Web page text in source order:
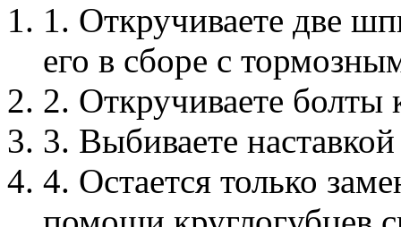
1. Откручиваете две
его в сборе с
2. Откручиваете болты
3. Выбиваете
4. Остается только